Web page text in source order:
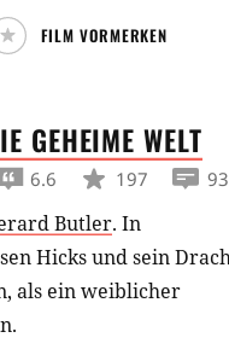
Hofes passiert. Von
versteckt die altkluge
Leben für immer
FILM VORMERKEN
GEHEIMEWELT
6.6 197 93
Butler. In
Hicks und sein
als ein weiblicher